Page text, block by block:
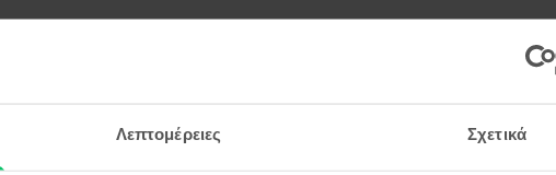
Λεπτομέρειες Σχετικά